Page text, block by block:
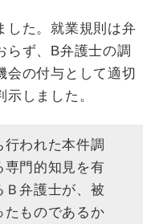
した。就業規則は弁
らず、B弁護士の調
会の付与として適切
しました。
行われた本件調
専門的知見を有
Ｂ弁護士が、被
たものであるか